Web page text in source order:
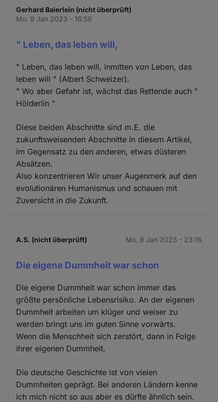
Gerhard Baierlein (nicht überprüft)
Mo. 9 Jan 2023 - 16:58
" Leben, das leben will,
" Leben, das leben will, inmitten von Leben, das
leben will " (Albert Schweizer).
" Wo aber Gefahr ist, wächst das Rettende auch "
Hölderlin "
Diese beiden Abschnitte sind m.E. die
zukunftsweisenden Abschnitte in diesem Artikel,
im Gegensatz zu den anderen, etwas düsteren
Absätzen.
Also konzentrieren Wir unser Augenmerk auf den
evolutionären Humanismus und schauen mit
Zuversicht in die Zukunft.
A.S. (nicht überprüft) Mo. 9 Jan 2023 - 23:16
Die eigene Dummheit war schon
Die eigene Dummheit war schon immer das
größte persönliche Lebensrisiko. An der eigenen
Dummheit arbeiten um klüger und weiser zu
werden bringt uns im guten Sinne vorwärts.
Wenn die Menschheit sich zerstört, dann in Folge
ihrer eigenen Dummheit.
Die deutsche Geschichte ist von vielen
Dummheiten geprägt. Bei anderen Ländern kenne
ich mich nicht so aus aber es dürfte ähnlich sein.